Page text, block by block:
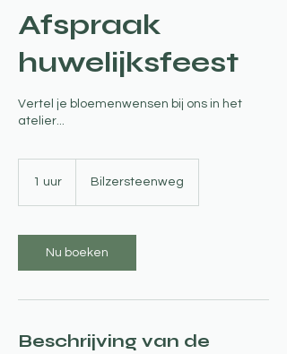
Afspraak
huwelijksfeest
Vertel je bloemenwensen bij ons in het
atelier...
1 uur Bilzersteenweg
Nu boeken
Beschrijving van de